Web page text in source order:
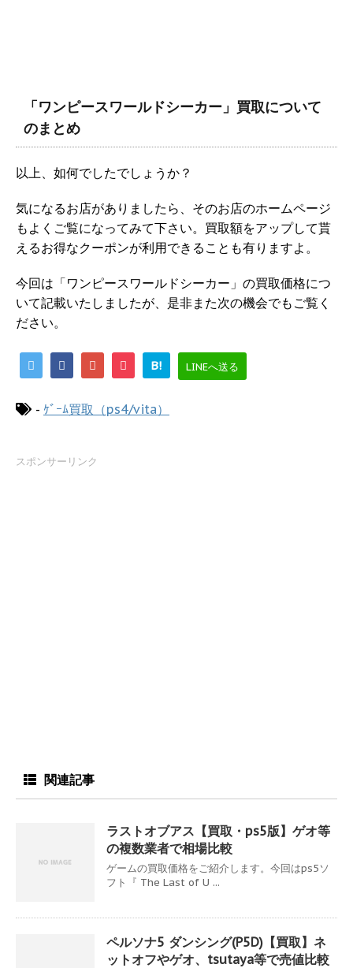
「ワンピースワールドシーカー」買取について
のまとめ
以上、如何でしたでしょうか？
気になるお店がありましたら、そのお店のホームページ
もよくご覧になってみて下さい。買取額をアップして貰
えるお得なクーポンが利用できることも有りますよ。
今回は「ワンピースワールドシーカー」の買取価格につ
いて記載いたしましたが、是非また次の機会でもご覧く
ださい。
B! LINEへ送る
- ｹﾞｰﾑ買取（ps4/vita）
スポンサーリンク
関連記事
ラストオブアス【買取・ps5版】ゲオ等
の複数業者で相場比較
ゲームの買取価格をご紹介します。今回はps5ソ
フト『 The Last of U ...
ペルソナ5 ダンシング(P5D)【買取】ネ
ットオフやゲオ、tsutaya等で売値比較